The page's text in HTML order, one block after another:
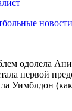
одолела
первой
Уимблдон